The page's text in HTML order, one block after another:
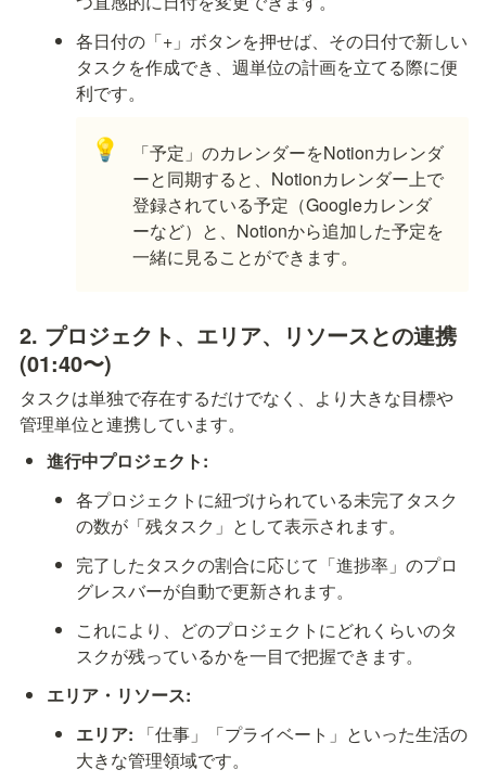
各日付の「+」ボタンを押せば、その日付で新しい
タスクを作成でき、週単位の計画を立てる際に便
利です。
💡
「予定」のカレンダーをNotionカレンダ
ーと同期すると、Notionカレンダー上で
登録されている予定（Googleカレンダ
ーなど）と、Notionから追加した予定を
一緒に見ることができます。
2. プロジェクト、エリア、リソースとの連携
(01:40〜)
タスクは単独で存在するだけでなく、より大きな目標や
管理単位と連携しています。
進行中プロジェクト:
各プロジェクトに紐づけられている未完了タスク
の数が「残タスク」として表示されます。
完了したタスクの割合に応じて「進捗率」のプロ
グレスバーが自動で更新されます。
これにより、どのプロジェクトにどれくらいのタ
スクが残っているかを一目で把握できます。
エリア・リソース:
エリア: 「仕事」「プライベート」といった生活の
大きな管理領域です。